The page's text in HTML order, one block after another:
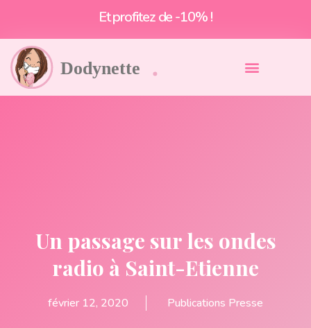
Et profitez de -10% !
Un passage sur les ondes
radio à Saint-Etienne
février 12, 2020 Publications Presse